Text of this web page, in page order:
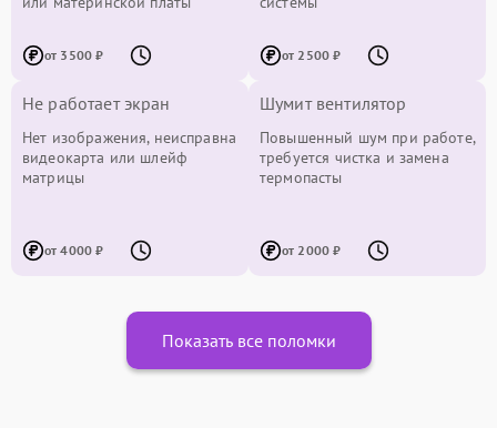
от 3500 ₽ от 2500 ₽
Не работает экран
Нет изображения, неисправна
видеокарта или шлейф
матрицы
от 4000 ₽
Шумит вентилятор
Повышенный шум при работе,
требуется чистка и замена
термопасты
от 2000 ₽
Показать все поломки